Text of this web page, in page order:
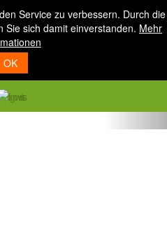
Service zu verbessern. Durch die
Sie sich damit einverstanden. Mehr
OK